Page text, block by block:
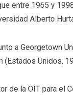
entre 1965 y
Alberto
a Georgetown
(Estados Unidos,
de la OIT para el